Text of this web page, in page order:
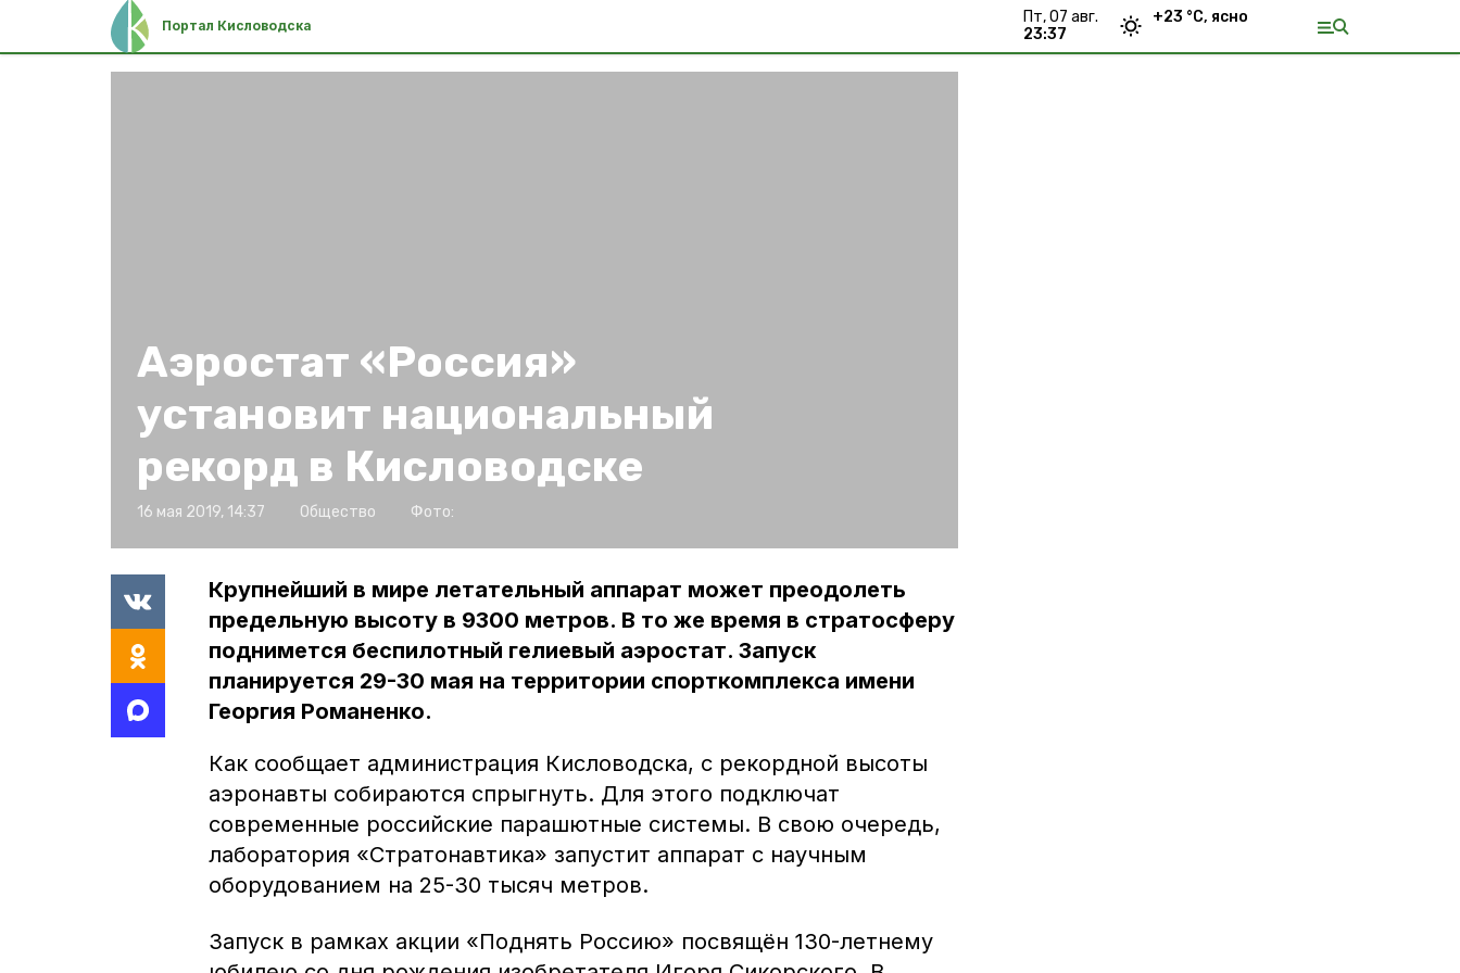
Портал Кисловодска
пт, 07 авг.
23:37
+23 °С, ясно
Аэростат «Россия»
установит национальный
рекорд в Кисловодске
16 мая 2019, 14:37 Общество Фото:
Крупнейший в мире летательный аппарат может преодолеть
предельную высоту в 9300 метров. В то же время в стратосферу
поднимется беспилотный гелиевый аэростат. Запуск
планируется 29-30 мая на территории спорткомплекса имени
Георгия Романенко.
Как сообщает администрация Кисловодска, с рекордной высоты
аэронавты собираются спрыгнуть. Для этого подключат
современные российские парашютные системы. В свою очередь,
лаборатория «Стратонавтика» запустит аппарат с научным
оборудованием на 25-30 тысяч метров.
Запуск в рамках акции «Поднять Россию» посвящён 130-летнему